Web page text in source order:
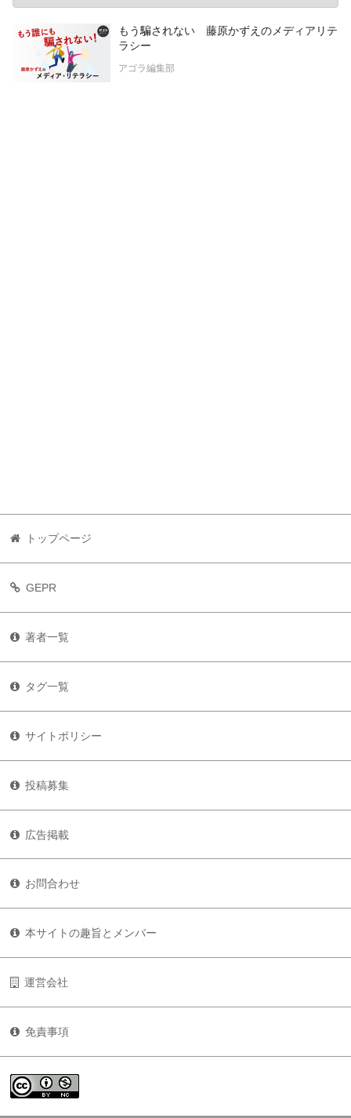
もう騙されない 藤原かずえのメディアリテ
ラシー
アゴラ編集部
トップページ
GEPR
著者一覧
タグ一覧
サイトポリシー
投稿募集
広告掲載
お問合わせ
本サイトの趣旨とメンバー
運営会社
免責事項